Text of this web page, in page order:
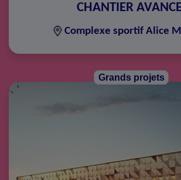
CHANTIER
Complexe sportif Alice
Grands projets